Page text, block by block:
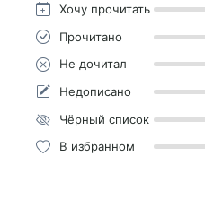
Хочу прочитать
Прочитано
Не дочитал
Недописано
Чёрный список
В избранном